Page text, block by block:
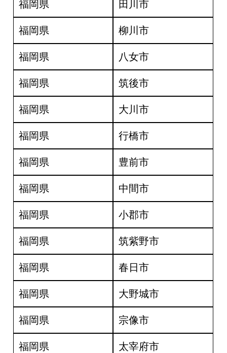
福岡県 田川市
福岡県 柳川市
福岡県 八女市
福岡県 筑後市
福岡県 大川市
福岡県 行橋市
福岡県 豊前市
福岡県 中間市
福岡県 小郡市
福岡県 筑紫野市
福岡県 春日市
福岡県 大野城市
福岡県 宗像市
福岡県 太宰府市